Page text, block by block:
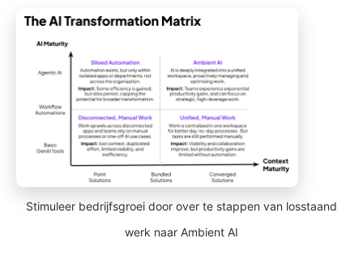
Stimuleer bedrijfsgroei door over te stappen van losstaand
werk naar Ambient AI